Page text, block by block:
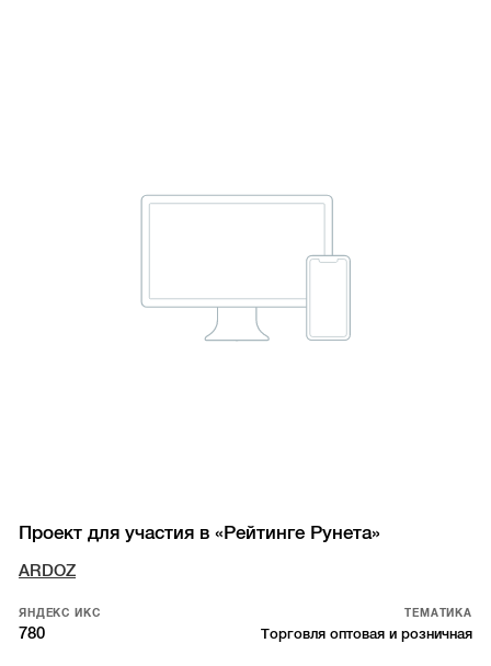
Проект для участия в «Рейтинге Рунета»
ARDOZ
ЯНДЕКС ИКС
780
ТЕМАТИКА
Торговля оптовая и розничная